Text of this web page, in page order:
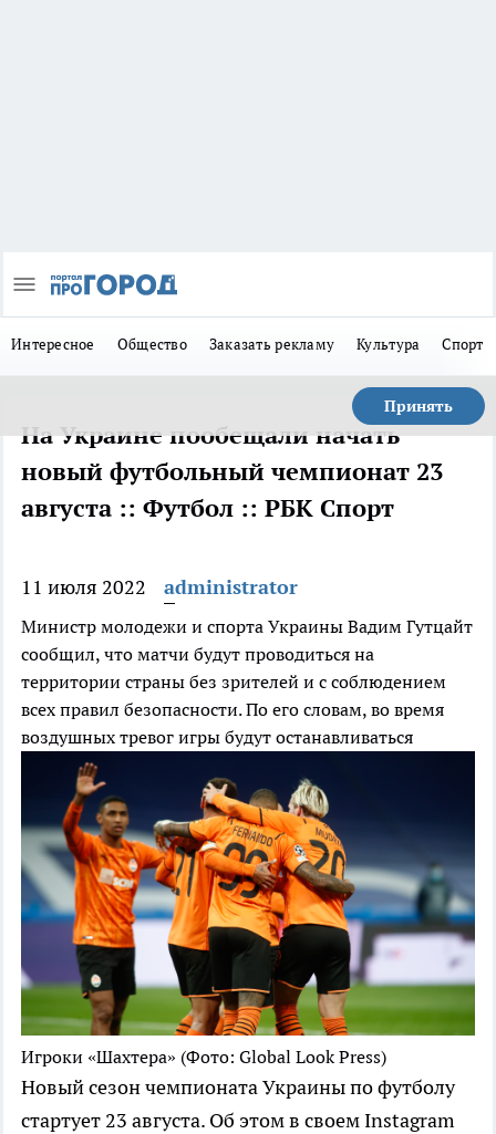
Интересное Общество Заказать рекламу Культура Спорт
Принять
На Украине пообещали начать
новый футбольный чемпионат 23
августа :: Футбол :: РБК Спорт
11 июля 2022 administrator
Министр молодежи и спорта Украины Вадим Гутцайт
сообщил, что матчи будут проводиться на
территории страны без зрителей и с соблюдением
всех правил безопасности. По его словам, во время
воздушных тревог игры будут останавливаться
Игроки «Шахтера» (Фото: Global Look Press)
Новый сезон чемпионата Украины по футболу
стартует 23 августа. Об этом в своем Instagram